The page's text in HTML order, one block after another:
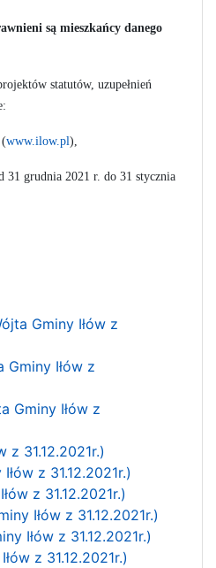
są mieszkańcy danego
statutów, uzupełnień
(www.ilow.pl),
31 grudnia 2021 r. do 31 stycznia
Gminy Iłów z
Gminy Iłów z
Gminy Iłów z
z 31.12.2021r.)
z 31.12.2021r.)
z 31.12.2021r.)
Iłów z 31.12.2021r.)
Iłów z 31.12.2021r.)
z 31.12.2021r.)